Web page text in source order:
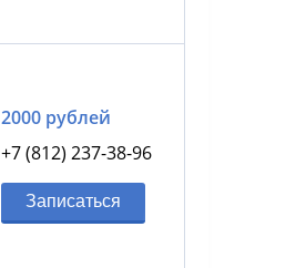
2000 рублей
+7 (812) 237-38-96
Записаться